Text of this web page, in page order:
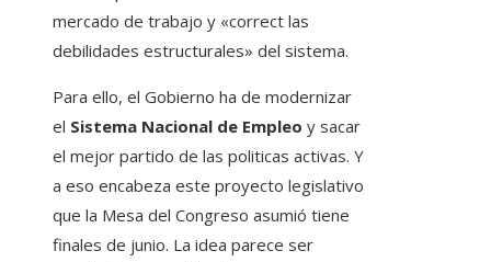
mercado de trabajo y «correct las
debilidades estructurales» del sistema.
Para ello, el Gobierno ha de modernizar
el Sistema Nacional de Empleo y sacar
el mejor partido de las politicas activas. Y
a eso encabeza este proyecto legislativo
que la Mesa del Congreso asumió tiene
finales de junio. La idea parece ser